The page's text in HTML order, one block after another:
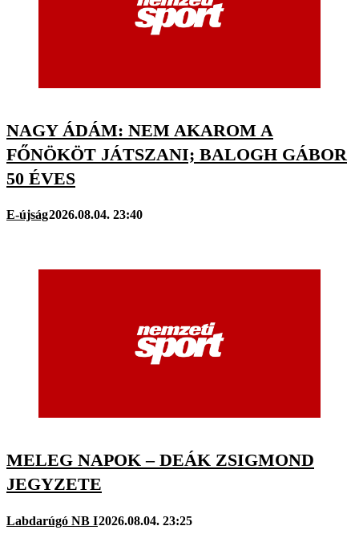
NAGY ÁDÁM: NEM AKAROM A
FŐNÖKÖT JÁTSZANI; BALOGH GÁBOR
50 ÉVES
E-újság2026.08.04. 23:40
MELEG NAPOK – DEÁK ZSIGMOND
JEGYZETE
Labdarúgó NB I2026.08.04. 23:25